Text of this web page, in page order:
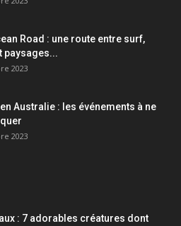
Road : une route entre surf,
paysages...
2023
Australie : les événements à ne
2023
: 7 adorables créatures dont